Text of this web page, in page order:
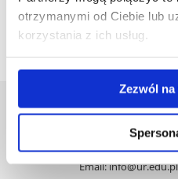
otrzymanymi od Ciebie lub
korzystania z ich usług.
Zezwól
University of
Al. Tadeusza Rejtana
35-959 Rzeszów,
Email:info@ur.edu.pl